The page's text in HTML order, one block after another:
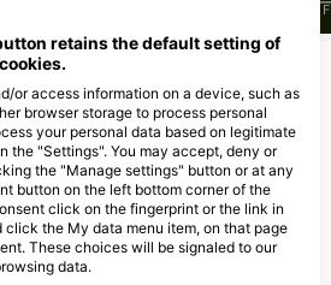
F
phục vụ tại điểm lặn
Scubanautic Tauchsport
Wienerstrasse 166, 3100 St. Pölten,
Nước Áo
retains the default setting of
or access information on a device, such as
browser storage to process personal
your personal data based on legitimate
the "Settings". You may accept, deny or
the "Manage settings" button or at any
button on the left bottom corner of the
click on the fingerprint or the link in
the My data menu item, on that page
These choices will be signaled to our
data.